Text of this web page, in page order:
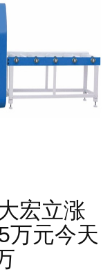
宏立涨
万元今天